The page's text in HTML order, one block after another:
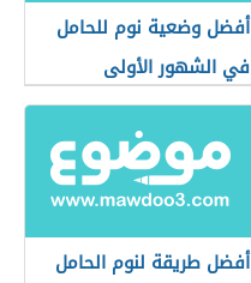
أفضل وضعية نوم للحامل
في الشهور الأولى
أفضل طريقة لنوم الحامل